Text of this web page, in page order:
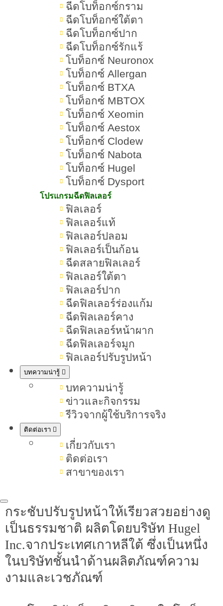
ฉีดโบท็อกซ์กราม
ฉีดโบท็อกซ์ใต้ตา
ฉีดโบท็อกซ์ปาก
ฉีดโบท็อกซ์รักแร้
โบท็อกซ์ Neuronox
โบท็อกซ์ Allergan
โบท็อกซ์ BTXA
โบท็อกซ์ MBTOX
โบท็อกซ์ Xeomin
โบท็อกซ์ Aestox
โบท็อกซ์ Clodew
โบท็อกซ์ Nabota
โบท็อกซ์ Hugel
โบท็อกซ์ Dysport
โปรแกรมฉีดฟิลเลอร์
ฟิลเลอร์
ฟิลเลอร์แท้
ฟิลเลอร์ปลอม
ฟิลเลอร์เป็นก้อน
ฉีดสลายฟิลเลอร์
ฟิลเลอร์ใต้ตา
ฟิลเลอร์ปาก
ฉีดฟิลเลอร์ร่องแก้ม
ฉีดฟิลเลอร์คาง
ฉีดฟิลเลอร์หน้าผาก
ฉีดฟิลเลอร์จมูก
ฟิลเลอร์ปรับรูปหน้า
บทความน่ารู้
บทความน่ารู้
ข่าวและกิจกรรม
รีวิวจากผู้ใช้บริการจริง
ติดต่อเรา
เกี่ยวกับเรา
ติดต่อเรา
สาขาของเรา
โบท็อกซ์ Hugel คืออะไร ดีไหม ช่วยอะไร ฉีด
จุดไหนได้บ้าง
เมื่ออายุเพิ่มขึ้นหรือแสดงสีหน้าบ่อย ๆ
เล็ก ๆ บนใบหน้ามักเริ่มชัดขึ้น
หลายคนจึงมองหาวิธีคืนความอ่อน
เยาว์โดยไม่ต้องผ่าตัด และหนึ่งในทาง
เลือกยอดนิยมคือ “การฉีดโบท็อกซ์
โบท็อกซ์Hugel จากเกาหลี เป็น
หนึ่งในยี่ห้อโบท็อกซ์ที่ได้รับความ
สนใจจากหลายคน เพราะขึ้นชื่อเรื่อง
คุณภาพ มาตรฐาน และราคาเข้าถึง
ง่าย ช่วยลดริ้วรอย ปรับรูปหน้า และยก
กระชับผิวได้อย่างดูเป็นธรรมชาติ จึง
ไม่แปลกที่โบท็อกซ์ Hugel จะกลายเป็น
ตัวเลือกอันดับต้น ๆ สำหรับคนที่อยาก
ดูดีขึ้นอย่างมั่นใจ
แต่ก่อนตัดสินใจฉีดโบท็อกซ์ Hugel
ควรรู้อะไรบ้าง เพื่อลดความเสี่ยงเกิด
ผลข้างเคียง และได้ผลลัพธ์ตรงตาม
ความต้องการ ในบทความนี้รวบรวม
ข้อมูลมาให้ทราบกัน
โบท็อกซ์ Hugel คืออะไร
โบท็อกซ์ Hugel คือสารโบทูลินัม
ท็อกซินชนิดเอ (Botulinum Toxin Type
A) ที่ใช้ในวงการความงามเพื่อช่วยลด
กระชับปรับรูปหน้าให้เรียวสวยอย่างดู
เป็นธรรมชาติ ผลิตโดยบริษัท Hugel
Inc.จากประเทศเกาหลีใต้ ซึ่งเป็นหนึ่ง
ในบริษัทชั้นนำด้านผลิตภัณฑ์ความ
งามและเวชภัณฑ์